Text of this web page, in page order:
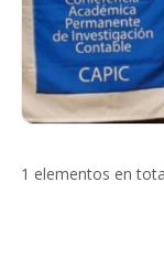
1 elementos en